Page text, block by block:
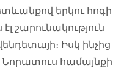
երկու հոգի
շարունակություն
Իսկ ինչից
Նորատուս համայնքի